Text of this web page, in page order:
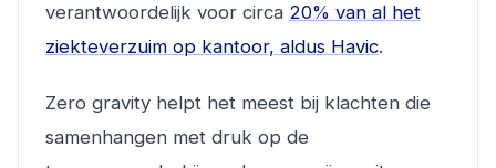
verantwoordelijk voor circa 20% van al het
ziekteverzuim op kantoor, aldus Havic.
Zero gravity helpt het meest bij klachten die
samenhangen met druk op de